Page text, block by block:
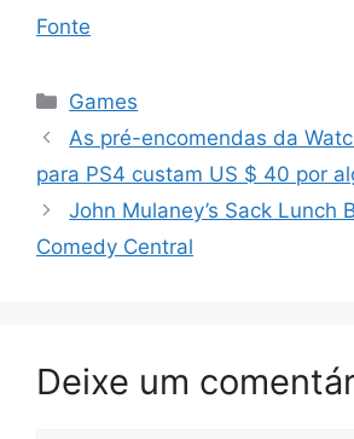
Fonte
Categorias
Games
As pré-encomendas da
para PS4 custam US $ 40 por
John Mulaney’s Sack Lunch
Comedy Central
Deixe um